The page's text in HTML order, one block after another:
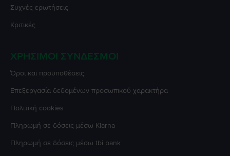
Συχνές ερωτήσεις
Κριτικές
ΧΡΉΣΙΜΟΙ ΣΎΝΔΕΣΜΟΙ
Όροι και προϋποθέσεις
Επεξεργασία δεδομένων προσωπικού χαρακτήρα
Πολιτική cookies
Πληρωμή σε δόσεις μέσω Klarna
Πληρωμή σε δόσεις μέσω tbi bank